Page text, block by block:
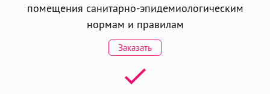
помещения санитарно-эпидемиологическим
нормам и правилам
Заказать